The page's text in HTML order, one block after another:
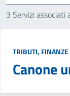
3 Servizi associati
TRIBUTI,
Canone